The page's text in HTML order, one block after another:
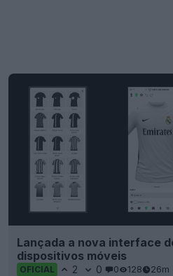
Lançada a nova interface
dispositivos móveis
OFICIAL 2 0 0 128 26m